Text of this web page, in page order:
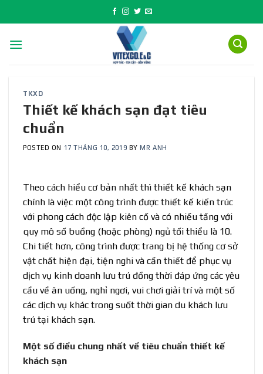
to
TKXD
Thiết kế khách sạn đạt tiêu
chuẩn
POSTED ON 17 THÁNG 10, 2019 BY MR ANH
Theo cách hiểu cơ bản nhất thì thiết kế khách sạn
chính là việc một công trình được thiết kế kiến trúc
với phong cách độc lập kiên cố và có nhiều tầng với
quy mô số buồng (hoặc phòng) ngủ tối thiểu là 10.
Chi tiết hơn, công trình được trang bị hệ thống cơ sở
vật chất hiện đại, tiện nghi và cần thiết để phục vụ
dịch vụ kinh doanh lưu trú đồng thời đáp ứng các yêu
cầu về ăn uống, nghỉ ngơi, vui chơi giải trí và một số
các dịch vụ khác trong suốt thời gian du khách lưu
trú tại khách sạn.
Một số điều chung nhất về tiêu chuẩn thiết kế
khách sạn